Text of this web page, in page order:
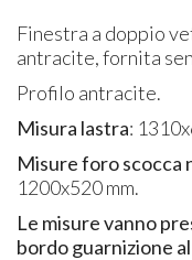
Finestra a doppio
antracite, fornita
Profilo antracite.
Misura lastra:
Misure foro scocca
1200x520 mm.
Le misure vanno
bordo guarnizione